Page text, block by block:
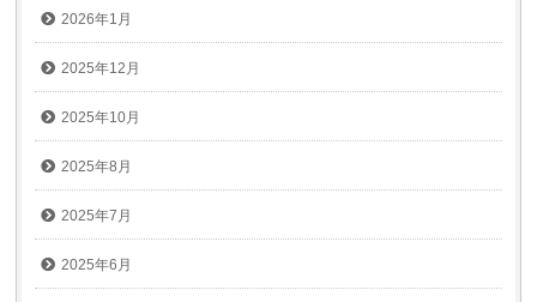
2026年1月
2025年12月
2025年10月
2025年8月
2025年7月
2025年6月